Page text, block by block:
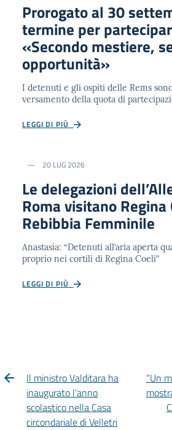
Prorogato al 30
termine per
«Secondo mestiere,
opportunità»
I detenuti e gli ospiti delle Rems
versamento della quota di
LEGGI DI PIÙ
20 LUG 2026
Le delegazioni
Roma visitano Regina
Rebibbia Femminile
Anastasìa: “Detenuti all’aria aperta
proprio nei cortili di Regina Coeli”
LEGGI DI PIÙ
Il ministro Valditara ha
inaugurato l’anno
scolastico nella Casa
circondariale di Velletri
“Un